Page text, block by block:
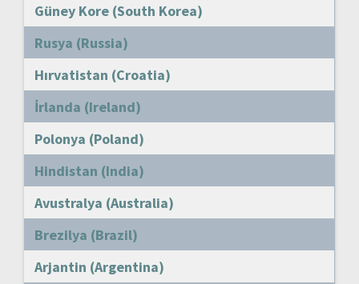
Güney Kore (South Korea)
Rusya (Russia)
Hırvatistan (Croatia)
İrlanda (Ireland)
Polonya (Poland)
Hindistan (India)
Avustralya (Australia)
Brezilya (Brazil)
Arjantin (Argentina)